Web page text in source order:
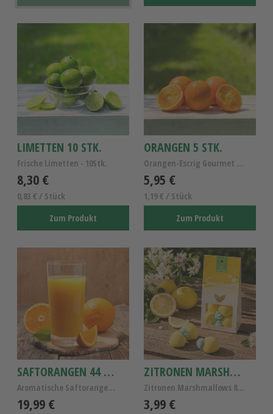
LIMETTEN 10 STK.
Frische Limetten - 10Stk.
8,30 €
0,83 € / Stück
Zum Produkt
ORANGEN 5 STK.
Orangen-Escrig Gourmet - Orangen Extraklasse 5Stk.
5,95 €
1,19 € / Stück
Zum Produkt
SAFTORANGEN 44 STK.
Aromatische Saftorangen - 44 Orangen für Saft
19,99 €
ZITRONEN MARSHMALLOWS 80G
Zitronen Marshmallows 80g, Hello Sunshine Marshmal...
3,99 €